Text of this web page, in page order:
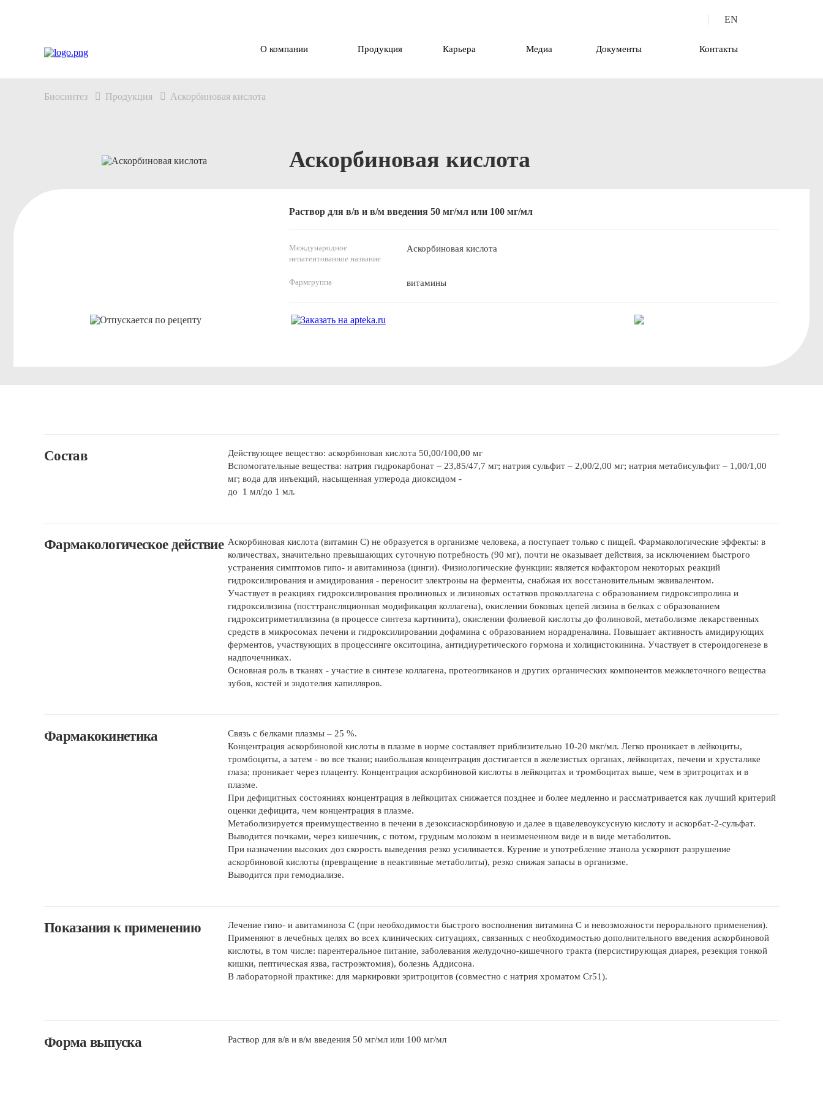
EN
О компании Продукция Карьера Медиа Документы Контакты
Биосинтез Продукция Аскорбиновая кислота
Аскорбиновая кислота
Раствор для в/в и в/м введения 50 мг/мл или 100 мг/мл
Международное
непатентованное название
Аскорбиновая кислота
Фармгруппа витамины
Состав
Действующее вещество: аскорбиновая кислота 50,00/100,00 мг
Вспомогательные вещества: натрия гидрокарбонат – 23,85/47,7 мг; натрия сульфит – 2,00/2,00 мг; натрия метабисульфит – 1,00/1,00
мг; вода для инъекций, насыщенная углерода диоксидом -
до 1 мл/до 1 мл.
Фармакологическое действие Аскорбиновая кислота (витамин С) не образуется в организме человека, а поступает только с пищей. Фармакологические эффекты: в
количествах, значительно превышающих суточную потребность (90 мг), почти не оказывает действия, за исключением быстрого
устранения симптомов гипо- и авитаминоза (цинги). Физиологические функции: является кофактором некоторых реакций
гидроксилирования и амидирования - переносит электроны на ферменты, снабжая их восстановительным эквивалентом.
Участвует в реакциях гидроксилирования пролиновых и лизиновых остатков проколлагена с образованием гидроксипролина и
гидроксилизина (посттрансляционная модификация коллагена), окислении боковых цепей лизина в белках с образованием
гидрокситриметиллизина (в процессе синтеза картинита), окислении фолиевой кислоты до фолиновой, метаболизме лекарственных
средств в микросомах печени и гидроксилировании дофамина с образованием норадреналина. Повышает активность амидирующих
ферментов, участвующих в процессинге окситоцина, антидиуретического гормона и холицистокинина. Участвует в стероидогенезе в
надпочечниках.
Основная роль в тканях - участие в синтезе коллагена, протеогликанов и других органических компонентов межклеточного вещества
зубов, костей и эндотелия капилляров.
Фармакокинетика
Связь с белками плазмы – 25 %.
Концентрация аскорбиновой кислоты в плазме в норме составляет приблизительно 10-20 мкг/мл. Легко проникает в лейкоциты,
тромбоциты, а затем - во все ткани; наибольшая концентрация достигается в железистых органах, лейкоцитах, печени и хрусталике
глаза; проникает через плаценту. Концентрация аскорбиновой кислоты в лейкоцитах и тромбоцитах выше, чем в эритроцитах и в
плазме.
При дефицитных состояниях концентрация в лейкоцитах снижается позднее и более медленно и рассматривается как лучший критерий
оценки дефицита, чем концентрация в плазме.
Метаболизируется преимущественно в печени в дезоксиаскорбиновую и далее в щавелевоуксусную кислоту и аскорбат-2-сульфат.
Выводится почками, через кишечник, с потом, грудным молоком в неизмененном виде и в виде метаболитов.
При назначении высоких доз скорость выведения резко усиливается. Курение и употребление этанола ускоряют разрушение
аскорбиновой кислоты (превращение в неактивные метаболиты), резко снижая запасы в организме.
Выводится при гемодиализе.
Показания к применению
Лечение гипо- и авитаминоза C (при необходимости быстрого восполнения витамина С и невозможности перорального применения).
Применяют в лечебных целях во всех клинических ситуациях, связанных с необходимостью дополнительного введения аскорбиновой
кислоты, в том числе: парентеральное питание, заболевания желудочно-кишечного тракта (персистирующая диарея, резекция тонкой
кишки, пептическая язва, гастроэктомия), болезнь Аддисона.
В лабораторной практике: для маркировки эритроцитов (совместно с натрия хроматом Cr51).
Форма выпуска Раствор для в/в и в/м введения 50 мг/мл или 100 мг/мл